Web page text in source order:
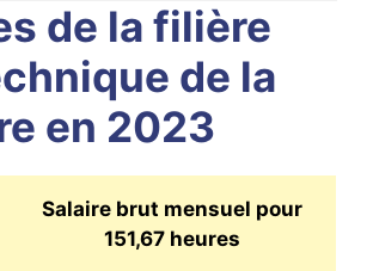
de la filière
de la
en 2023
Salaire brut mensuel pour
151,67 heures